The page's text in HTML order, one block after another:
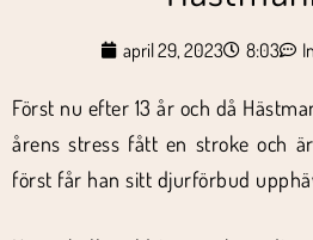
april 29, 2023 8:03
Först nu efter 13 år och då
årens stress fått en stroke och
först får han sitt djurförbud